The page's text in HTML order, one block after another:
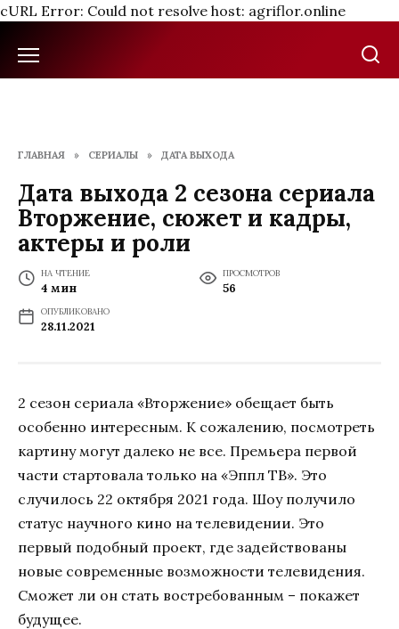
cURL Error: Could not resolve host: agriflor.online
содержанию
ГЛАВНАЯ » СЕРИАЛЫ » ДАТА ВЫХОДА
Дата выхода 2 сезона сериала
Вторжение, сюжет и кадры,
актеры и роли
НА ЧТЕНИЕ
4 мин
ПРОСМОТРОВ
56
ОПУБЛИКОВАНО
28.11.2021
2 сезон сериала «Вторжение» обещает быть
особенно интересным. К сожалению, посмотреть
картину могут далеко не все. Премьера первой
части стартовала только на «Эппл ТВ». Это
случилось 22 октября 2021 года. Шоу получило
статус научного кино на телевидении. Это
первый подобный проект, где задействованы
новые современные возможности телевидения.
Сможет ли он стать востребованным – покажет
будущее.